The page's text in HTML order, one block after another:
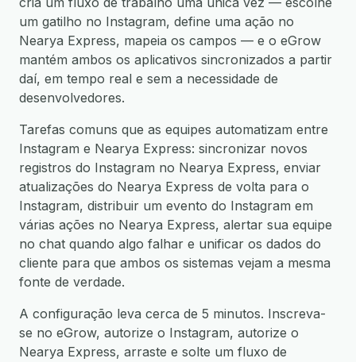
um gatilho no Instagram, define uma ação no
Nearya Express, mapeia os campos — e o eGrow
mantém ambos os aplicativos sincronizados a partir
daí, em tempo real e sem a necessidade de
desenvolvedores.
Tarefas comuns que as equipes automatizam entre
Instagram e Nearya Express: sincronizar novos
registros do Instagram no Nearya Express, enviar
atualizações do Nearya Express de volta para o
Instagram, distribuir um evento do Instagram em
várias ações no Nearya Express, alertar sua equipe
no chat quando algo falhar e unificar os dados do
cliente para que ambos os sistemas vejam a mesma
fonte de verdade.
A configuração leva cerca de 5 minutos. Inscreva-
se no eGrow, autorize o Instagram, autorize o
Nearya Express, arraste e solte um fluxo de